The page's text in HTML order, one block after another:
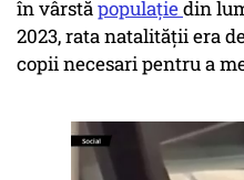
în vârstăpopulaţiedin
2023, rata natalităţii era
copii necesari pentru a